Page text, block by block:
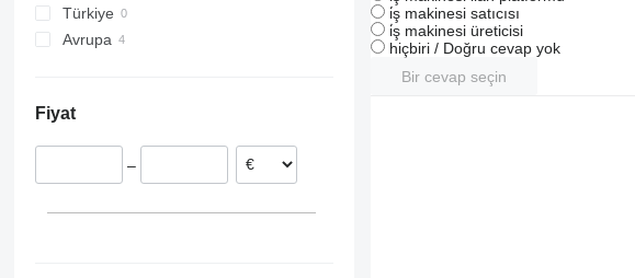
860
1200
1930
Türkiye
Avrupa
Fiyat
–
i̇ş makinesi satıcısı
i̇ş makinesi üreticisi
hiçbiri / Doğru cevap yok
Bir cevap seçin